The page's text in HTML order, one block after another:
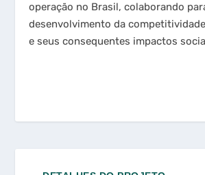
operação no Brasil, colaborando
desenvolvimento da
e seus consequentes impactos